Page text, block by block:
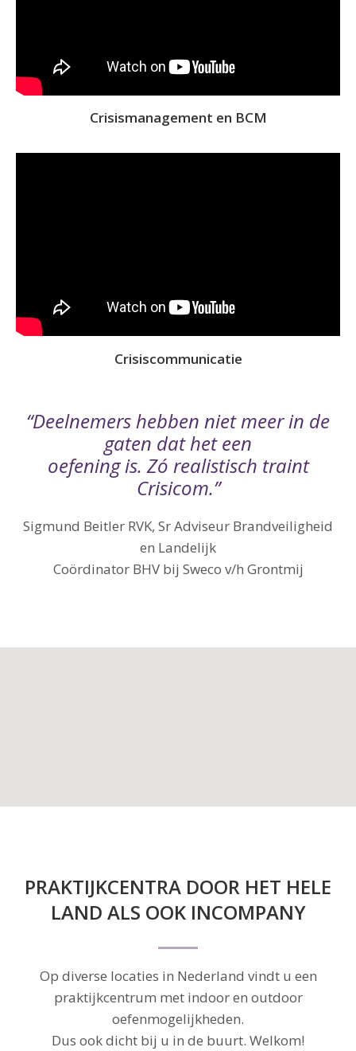
Crisismanagement en BCM
Crisiscommunicatie
“Deelnemers hebben niet meer in de
gaten dat het een
oefening is. Zó realistisch traint
Crisicom.”
Sigmund Beitler RVK, Sr Adviseur Brandveiligheid
en Landelijk
Coördinator BHV bij Sweco v/h Grontmij
PRAKTIJKCENTRA DOOR HET HELE
LAND ALS OOK INCOMPANY
Op diverse locaties in Nederland vindt u een
praktijkcentrum met indoor en outdoor
oefenmogelijkheden.
Dus ook dicht bij u in de buurt. Welkom!